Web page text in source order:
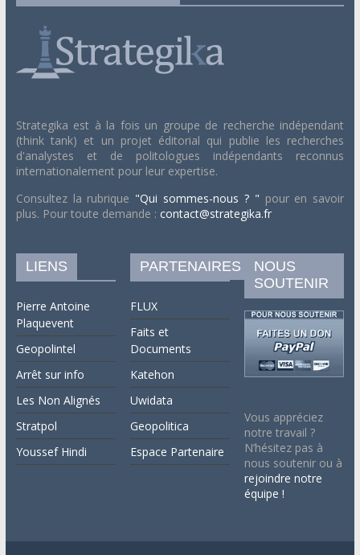
Strategika est à la fois un groupe de recherche indépendant
(think tank) et un projet éditorial qui publie les recherches
d'analystes et de politologues indépendants reconnus
internationalement pour leur expertise.
Consultez la rubrique "Qui sommes-nous ? " pour en savoir
plus. Pour toute demande : contact@strategika.fr
LIENS
Pierre Antoine
Plaquevent
Geopolintel
Arrêt sur info
Les Non Alignés
Stratpol
Youssef Hindi
PARTENAIRES
FLUX
Faits et
Documents
Katehon
Uwidata
Geopolitica
Espace Partenaire
NOUS
SOUTENIR
Vous appréciez
notre travail ?
N’hésitez pas à
nous soutenir ou à
rejoindre notre
équipe !